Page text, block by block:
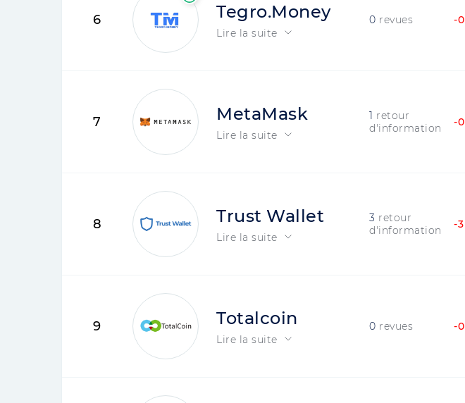
6 Tegro.Money
Lire la suite
0 revues -0
7 MetaMask
Lire la suite
1 retour
d'information
-0
8 Trust Wallet
Lire la suite
3 retour
d'information
-3
9 Totalcoin
Lire la suite
0 revues -0